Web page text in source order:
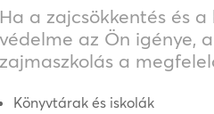
Ha a zajcsökkentés és a
védelme az Ön igénye,
zajmaszkolás a
Könyvtárak és iskolák